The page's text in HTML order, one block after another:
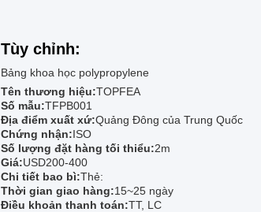
Tùy chỉnh:
Bảng khoa học polypropylene
Tên thương hiệu:TOPFEA
Số mẫu:TFPB001
Địa điểm xuất xứ:Quảng Đông của Trung Quốc
Chứng nhận:ISO
Số lượng đặt hàng tối thiểu:2m
Giá:USD200-400
Chi tiết bao bì:Thẻ:
Thời gian giao hàng:15~25 ngày
Điều khoản thanh toán:TT, LC